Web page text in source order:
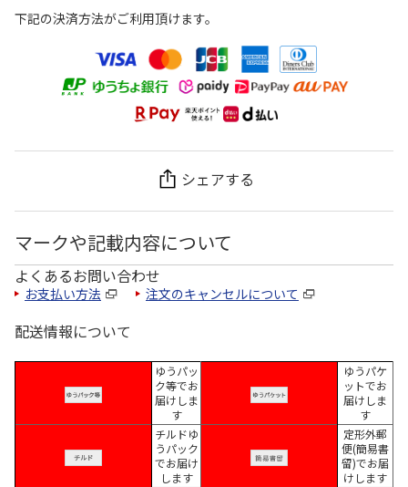
下記の決済方法がご利用頂けます。
シェアする
マークや記載内容について
よくあるお問い合わせ
お支払い方法 注文のキャンセルについて
配送情報について
ゆうパッ
ク等でお
届けしま
す
ゆうパケ
ットでお
届けしま
す
チルドゆ
うパック
でお届け
します
定形外郵
便(簡易書
留)でお届
けします